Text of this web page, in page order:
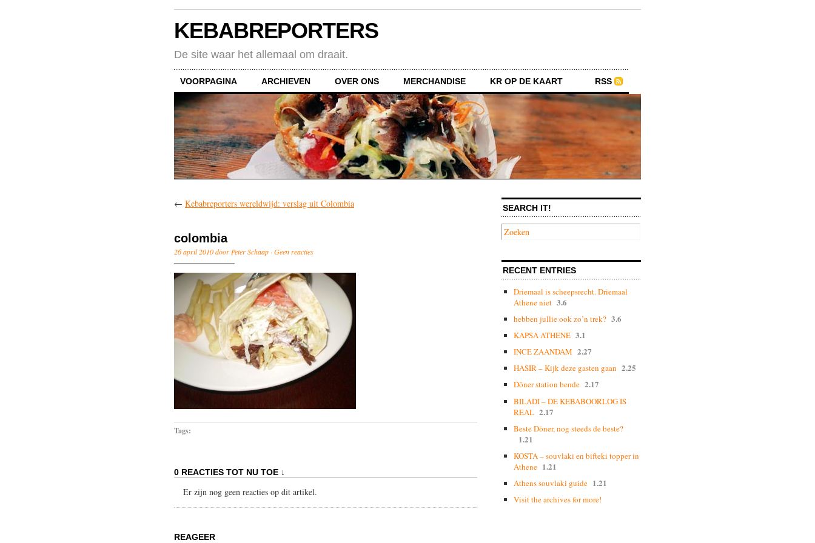
KEBABREPORTERS
De site waar het allemaal om draait.
VOORPAGINA ARCHIEVEN OVER ONS MERCHANDISE KR OP DE KAART RSS
← Kebabreporters wereldwijd: verslag uit Colombia
colombia
26 april 2010 door Peter Schaap ·Geen reacties
Tags:
0 REACTIES TOT NU TOE ↓
Er zijn nog geen reacties op dit artikel.
REAGEER
SEARCH IT!
RECENT ENTRIES
Driemaal is scheepsrecht. Driemaal
Athene niet 3.6
hebben jullie ook zo’n trek? 3.6
KAPSA ATHENE 3.1
INCE ZAANDAM 2.27
HASIR – Kijk deze gasten gaan 2.25
Döner station bende 2.17
BILADI – DE KEBABOORLOG IS
REAL 2.17
Beste Döner, nog steeds de beste?
1.21
KOSTA – souvlaki en bifteki topper in
Athene 1.21
Athens souvlaki guide 1.21
Visit the archives for more!